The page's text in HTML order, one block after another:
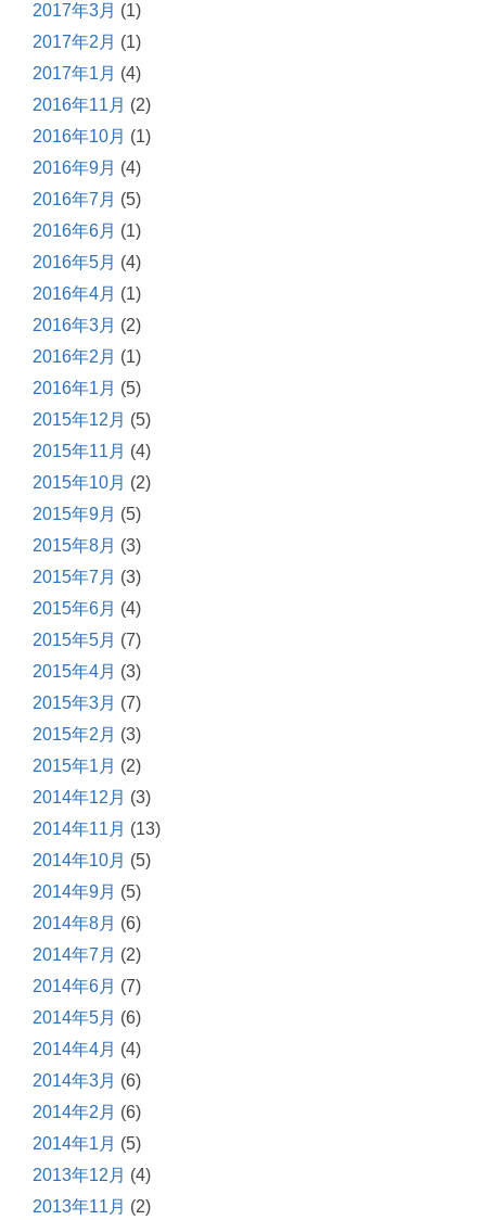
2017年3月 (1)
2017年2月 (1)
2017年1月 (4)
2016年11月 (2)
2016年10月 (1)
2016年9月 (4)
2016年7月 (5)
2016年6月 (1)
2016年5月 (4)
2016年4月 (1)
2016年3月 (2)
2016年2月 (1)
2016年1月 (5)
2015年12月 (5)
2015年11月 (4)
2015年10月 (2)
2015年9月 (5)
2015年8月 (3)
2015年7月 (3)
2015年6月 (4)
2015年5月 (7)
2015年4月 (3)
2015年3月 (7)
2015年2月 (3)
2015年1月 (2)
2014年12月 (3)
2014年11月 (13)
2014年10月 (5)
2014年9月 (5)
2014年8月 (6)
2014年7月 (2)
2014年6月 (7)
2014年5月 (6)
2014年4月 (4)
2014年3月 (6)
2014年2月 (6)
2014年1月 (5)
2013年12月 (4)
2013年11月 (2)